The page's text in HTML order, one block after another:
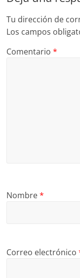
Tu dirección de
Los campos
Comentario*
Nombre*
Correo electrónico